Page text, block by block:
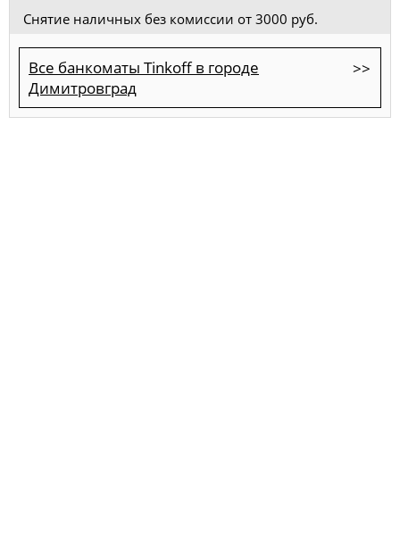
Снятие наличных без комиссии от 3000 руб.
Все банкоматы Tinkoff в городе
Димитровград